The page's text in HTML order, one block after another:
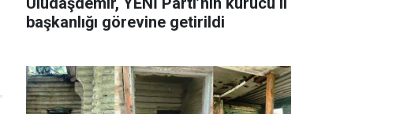
başkanlığı görevine getirildi